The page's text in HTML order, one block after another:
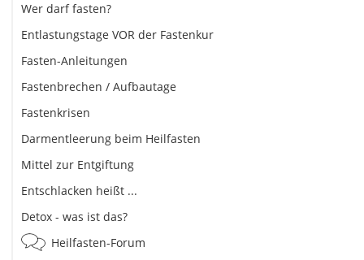
Wer darf fasten?
Entlastungstage VOR der Fastenkur
Fasten-Anleitungen
Fastenbrechen / Aufbautage
Fastenkrisen
Darmentleerung beim Heilfasten
Mittel zur Entgiftung
Entschlacken heißt ...
Detox - was ist das?
Heilfasten-Forum